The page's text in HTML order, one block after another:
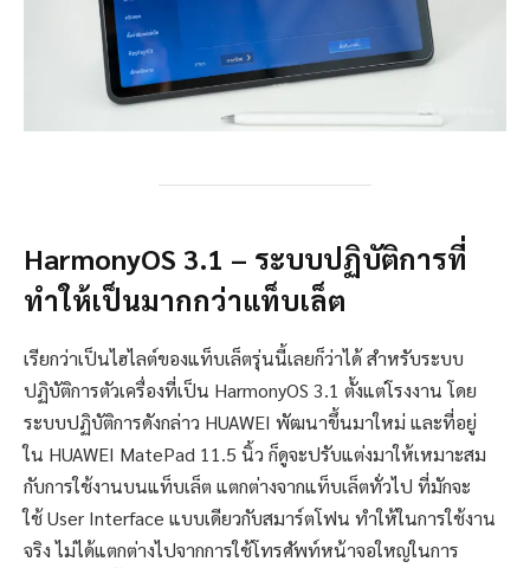
HarmonyOS 3.1 – ระบบปฏิบัติการที่
ทำให้เป็นมากกว่าแท็บเล็ต
เรียกว่าเป็นไฮไลต์ของแท็บเล็ตรุ่นนี้เลยก็ว่าได้ สำหรับระบบ
ปฏิบัติการตัวเครื่องที่เป็น HarmonyOS 3.1 ตั้งแต่โรงงาน โดย
ระบบปฏิบัติการดังกล่าว HUAWEI พัฒนาขึ้นมาใหม่ และที่อยู่
ใน HUAWEI MatePad 11.5 นิ้ว ก็ดูจะปรับแต่งมาให้เหมาะสม
กับการใช้งานบนแท็บเล็ต แตกต่างจากแท็บเล็ตทั่วไป ที่มักจะ
ใช้ User Interface แบบเดียวกับสมาร์ตโฟน ทำให้ในการใช้งาน
จริง ไม่ได้แตกต่างไปจากการใช้โทรศัพท์หน้าจอใหญ่ในการ